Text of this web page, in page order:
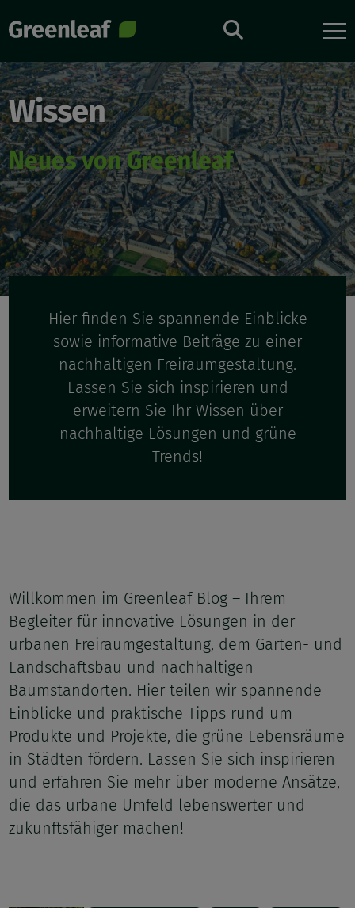
zum
Inhalt
Wissen
Neues von Greenleaf
Hier finden Sie spannende Einblicke
sowie informative Beiträge zu einer
nachhaltigen Freiraumgestaltung.
Lassen Sie sich inspirieren und
erweitern Sie Ihr Wissen über
nachhaltige Lösungen und grüne
Trends!
Willkommen im Greenleaf Blog – Ihrem
Begleiter für innovative Lösungen in der
urbanen Freiraumgestaltung, dem Garten- und
Landschaftsbau und nachhaltigen
Baumstandorten. Hier teilen wir spannende
Einblicke und praktische Tipps rund um
Produkte und Projekte, die grüne Lebensräume
in Städten fördern. Lassen Sie sich inspirieren
und erfahren Sie mehr über moderne Ansätze,
die das urbane Umfeld lebenswerter und
zukunftsfähiger machen!